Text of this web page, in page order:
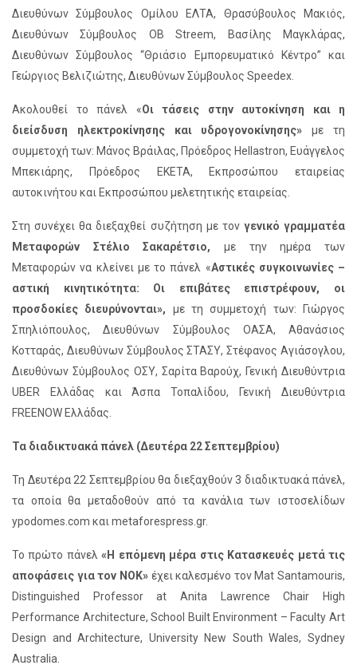
Διευθύνων Σύμβουλος Ομίλου ΕΛΤΑ, Θρασύβουλος Μακιός,
Διευθύνων Σύμβουλος ΟΒ Streem, Βασίλης Μαγκλάρας,
Διευθύνων Σύμβουλος “Θριάσιο Εμπορευματικό Κέντρο” και
Γεώργιος Βελιζιώτης, Διευθύνων Σύμβουλος Speedex.
Ακολουθεί το πάνελ «Οι τάσεις στην αυτοκίνηση και η
διείσδυση ηλεκτροκίνησης και υδρογονοκίνησης» με τη
συμμετοχή των: Μάνος Βράιλας, Πρόεδρος Hellastron, Ευάγγελος
Μπεκιάρης, Πρόεδρος ΕΚΕΤΑ, Εκπροσώπου εταιρείας
αυτοκινήτου και Εκπροσώπου μελετητικής εταιρείας.
Στη συνέχει θα διεξαχθεί συζήτηση με τον γενικό γραμματέα
Μεταφορών Στέλιο Σακαρέτσιο, με την ημέρα των
Μεταφορών να κλείνει με το πάνελ «Αστικές συγκοινωνίες –
αστική κινητικότητα: Οι επιβάτες επιστρέφουν, οι
προσδοκίες διευρύνονται», με τη συμμετοχή των: Γιώργος
Σπηλιόπουλος, Διευθύνων Σύμβουλος ΟΑΣΑ, Αθανάσιος
Κοτταράς, Διευθύνων Σύμβουλος ΣΤΑΣΥ, Στέφανος Αγιάσογλου,
Διευθύνων Σύμβουλος ΟΣΥ, Σαρίτα Βαρούχ, Γενική Διευθύντρια
UBER Ελλάδας και Άσπα Τοπαλίδου, Γενική Διευθύντρια
FREENOW Ελλάδας.
Τα διαδικτυακά πάνελ (Δευτέρα 22 Σεπτεμβρίου)
Τη Δευτέρα 22 Σεπτεμβρίου θα διεξαχθούν 3 διαδικτυακά πάνελ,
τα οποία θα μεταδοθούν από τα κανάλια των ιστοσελίδων
ypodomes.com και metaforespress.gr.
To πρώτο πάνελ «Η επόμενη μέρα στις Κατασκευές μετά τις
αποφάσεις για τον ΝΟΚ» έχει καλεσμένο τον Mat Santamouris,
Distinguished Professor at Anita Lawrence Chair High
Performance Architecture, School Built Environment – Faculty Art
Design and Architecture, University New South Wales, Sydney
Australia.